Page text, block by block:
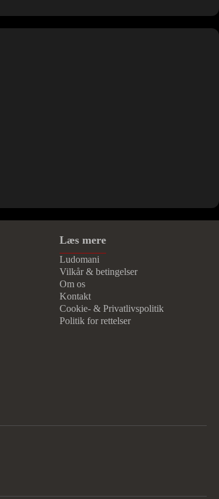
Læs mere
Ludomani
Vilkår & betingelser
Om os
Kontakt
Cookie- & Privatlivspolitik
Politik for rettelser